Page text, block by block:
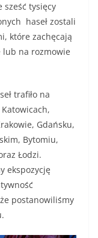
sześć tysięcy
haseł zostali
które zachęcają
lub na rozmowie
trafiło na
Gdańsku,
Bytomiu,
Łodzi.
ekspozycję
postanowiliśmy